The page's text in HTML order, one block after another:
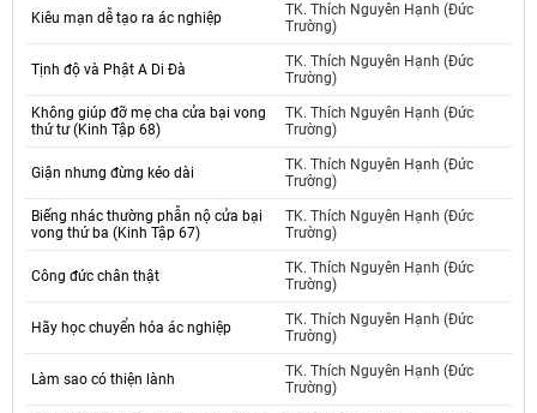
Kiêu mạn dễ tạo ra ác nghiệp
TK. Thích Nguyên Hạnh (Đức
Trường)
Tịnh độ và Phật A Di Đà
TK. Thích Nguyên Hạnh (Đức
Trường)
Không giúp đỡ mẹ cha cửa bại vong
thứ tư (Kinh Tập 68)
TK. Thích Nguyên Hạnh (Đức
Trường)
Giận nhưng đừng kéo dài
TK. Thích Nguyên Hạnh (Đức
Trường)
Biếng nhác thường phẫn nộ cửa bại
vong thứ ba (Kinh Tập 67)
TK. Thích Nguyên Hạnh (Đức
Trường)
Công đức chân thật
TK. Thích Nguyên Hạnh (Đức
Trường)
Hãy học chuyển hóa ác nghiệp
TK. Thích Nguyên Hạnh (Đức
Trường)
Làm sao có thiện lành
TK. Thích Nguyên Hạnh (Đức
Trường)